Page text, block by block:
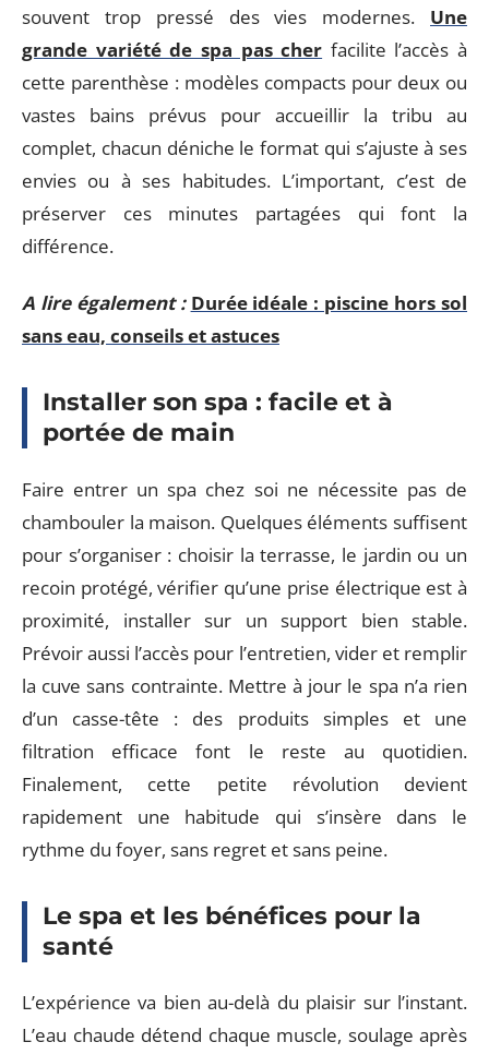
souvent trop pressé des vies modernes. Une
grande variété de spa pas cher facilite l’accès à
cette parenthèse : modèles compacts pour deux ou
vastes bains prévus pour accueillir la tribu au
complet, chacun déniche le format qui s’ajuste à ses
envies ou à ses habitudes. L’important, c’est de
préserver ces minutes partagées qui font la
différence.
A lire également : Durée idéale : piscine hors sol
sans eau, conseils et astuces
Installer son spa : facile et à
portée de main
Faire entrer un spa chez soi ne nécessite pas de
chambouler la maison. Quelques éléments suffisent
pour s’organiser : choisir la terrasse, le jardin ou un
recoin protégé, vérifier qu’une prise électrique est à
proximité, installer sur un support bien stable.
Prévoir aussi l’accès pour l’entretien, vider et remplir
la cuve sans contrainte. Mettre à jour le spa n’a rien
d’un casse-tête : des produits simples et une
filtration efficace font le reste au quotidien.
Finalement, cette petite révolution devient
rapidement une habitude qui s’insère dans le
rythme du foyer, sans regret et sans peine.
Le spa et les bénéfices pour la
santé
L’expérience va bien au-delà du plaisir sur l’instant.
L’eau chaude détend chaque muscle, soulage après